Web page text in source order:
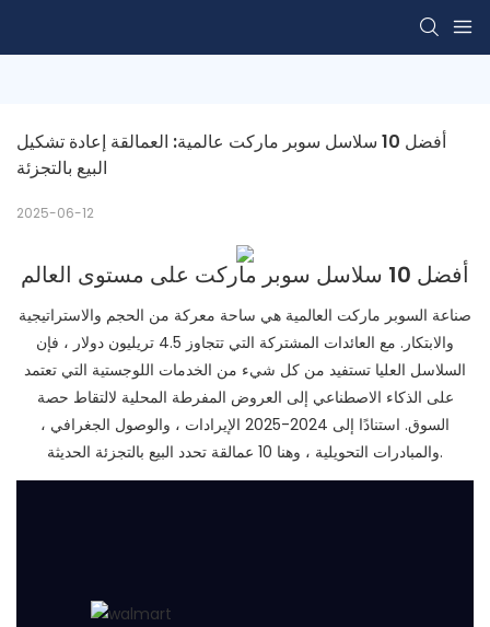
أفضل 10 سلاسل سوبر ماركت عالمية: العمالقة إعادة تشكيل
البيع بالتجزئة
2025-06-12
أفضل 10 سلاسل سوبر ماركت على مستوى العالم
صناعة السوبر ماركت العالمية هي ساحة معركة من الحجم والاستراتيجية
والابتكار. مع العائدات المشتركة التي تتجاوز 4.5 تريليون دولار ، فإن
السلاسل العليا تستفيد من كل شيء من الخدمات اللوجستية التي تعتمد
على الذكاء الاصطناعي إلى العروض المفرطة المحلية لالتقاط حصة
السوق. استنادًا إلى 2024-2025 الإيرادات ، والوصول الجغرافي ،
والمبادرات التحويلية ، وهنا 10 عمالقة تحدد البيع بالتجزئة الحديثة.